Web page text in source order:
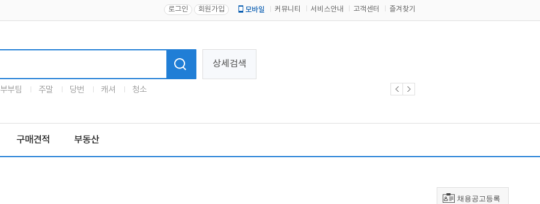
로그인 회원가입 모바일 커뮤니티 서비스안내 고객센터 즐겨찾기
상세검색
부부팀 주말 당번 캐셔 청소
구매견적 부동산
채용공고등록